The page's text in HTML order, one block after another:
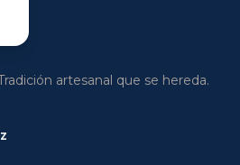
artesanal que se hereda.